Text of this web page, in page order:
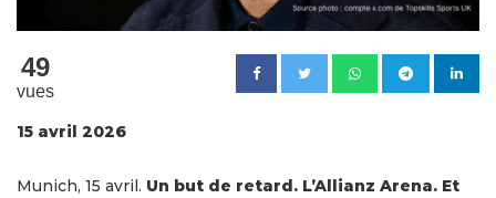
49
vues
15 avril 2026
Munich, 15 avril. Un but de retard. L’Allianz Arena. Et